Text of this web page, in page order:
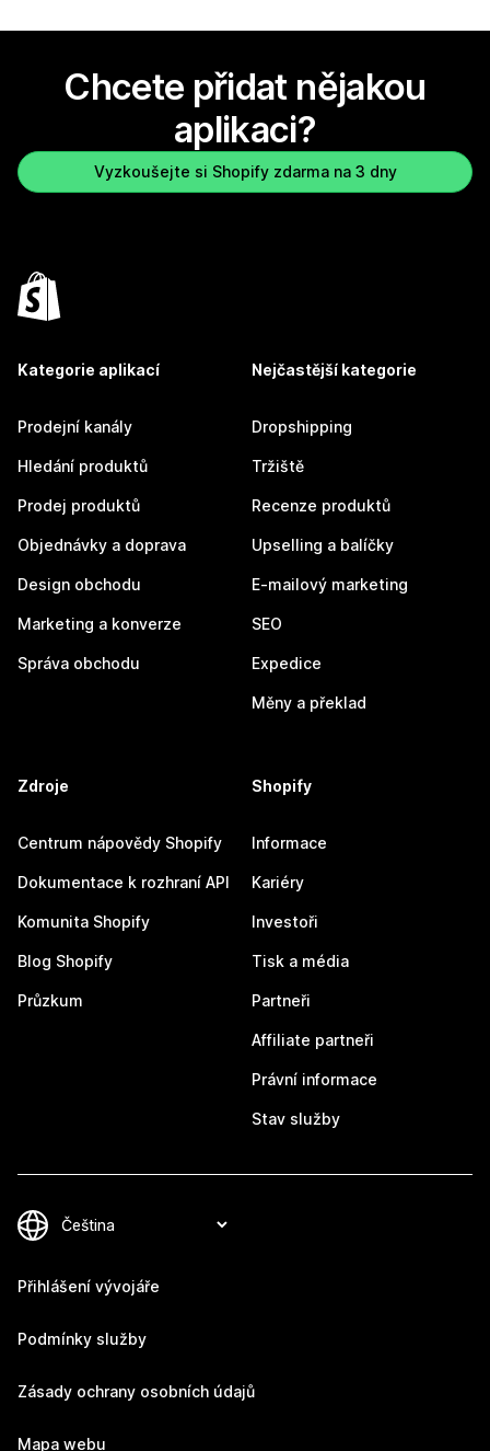
Chcete přidat nějakou
aplikaci?
Vyzkoušejte si Shopify zdarma na 3 dny
Kategorie aplikací
Prodejní kanály
Hledání produktů
Prodej produktů
Objednávky a doprava
Design obchodu
Marketing a konverze
Správa obchodu
Nejčastější kategorie
Dropshipping
Tržiště
Recenze produktů
Upselling a balíčky
E-mailový marketing
SEO
Expedice
Měny a překlad
Zdroje
Centrum nápovědy Shopify
Dokumentace k rozhraní API
Komunita Shopify
Blog Shopify
Průzkum
Shopify
Informace
Kariéry
Investoři
Tisk a média
Partneři
Affiliate partneři
Právní informace
Stav služby
Přihlášení vývojáře
Podmínky služby
Zásady ochrany osobních údajů
Mapa webu